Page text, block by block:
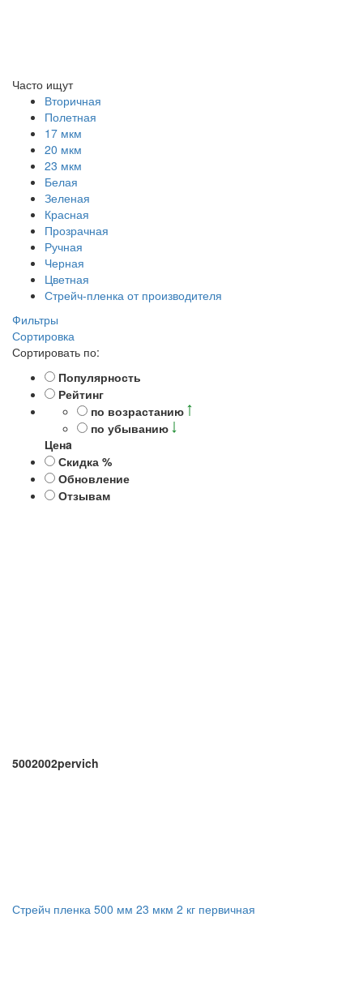
Часто ищут
Вторичная
Полетная
17 мкм
20 мкм
23 мкм
Белая
Зеленая
Красная
Прозрачная
Ручная
Черная
Цветная
Стрейч-пленка от производителя
Фильтры
Сортировка
Сортировать по:
Популярность
Рейтинг
по возрастанию
по убыванию
Ценa
Скидка %
Обновление
Отзывам
5002002pervich
Стрейч пленка 500 мм 23 мкм 2 кг первичная